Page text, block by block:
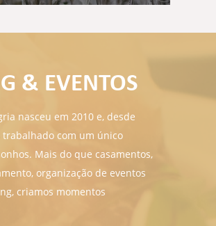
& EVENTOS
nasceu em 2010 e, desde
trabalhado com um único
Mais do que casamentos,
organização de eventos
criamos momentos